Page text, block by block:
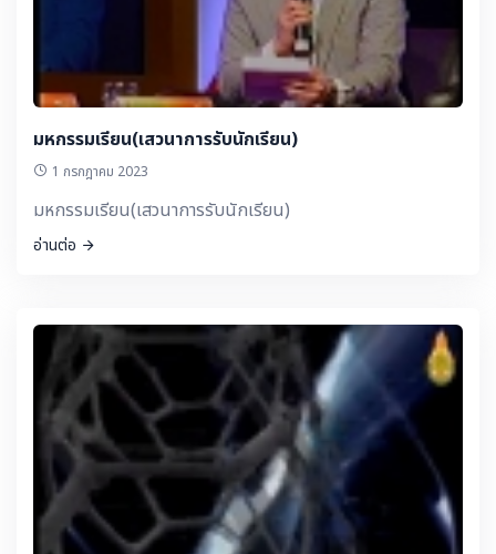
มหกรรมเรียน(เสวนาการรับนักเรียน)
1 กรกฎาคม 2023
มหกรรมเรียน(เสวนาการรับนักเรียน)
อ่านต่อ